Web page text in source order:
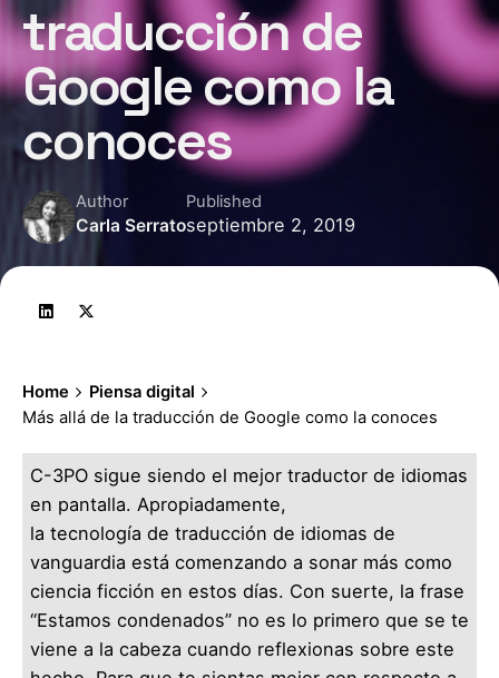
traducción de
Google como la
conoces
Author
Carla Serrato
Published
septiembre 2, 2019
Home
Piensa digital
Más allá de la traducción de Google como la conoces
C-3PO sigue siendo el mejor traductor de idiomas
en pantalla. Apropiadamente,
la tecnología de traducción de idiomas de
vanguardia está comenzando a sonar más como
ciencia ficción en estos días. Con suerte, la frase
“Estamos condenados” no es lo primero que se te
viene a la cabeza cuando reflexionas sobre este